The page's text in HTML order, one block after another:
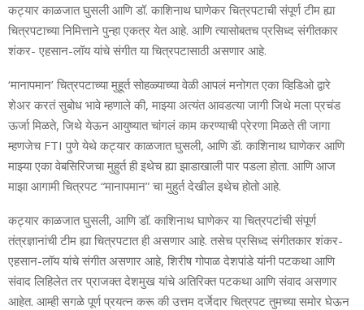
कट्यार काळजात घुसली आणि डॉ. काशिनाथ घाणेकर चित्रपटाची संपूर्ण टीम ह्या
चित्रपटाच्या निमित्ताने पुन्हा एकत्र येत आहे. आणि त्यासोबतच प्रसिध्द संगीतकार
शंकर- एहसान-लॉय यांचे संगीत या चित्रपटासाठी असणार आहे.
‘मानापमान’ चित्रपटाच्या मुहूर्त सोहळ्याच्या वेळी आपलं मनोगत एका व्हिडिओ द्वारे
शेअर करतं सुबोध भावे म्हणाले की, माझ्या अत्यंत आवडत्या जागी जिथे मला प्रचंड
ऊर्जा मिळते, जिथे येऊन आयुष्यात चांगलं काम करण्याची प्रेरणा मिळते ती जागा
म्हणजेच FTI पुणे येथे कट्यार काळजात घुसली, आणि डॅा. काशिनाथ घाणेकर आणि
माझ्या एका वेबसिरिजचा मुहुर्त ही इथेच ह्या झाडाखाली पार पडला होता. आणि आज
माझा आगामी चित्रपट “मानापमान” चा मुहुर्त देखील इथेच होतो आहे.
कट्यार काळजात घुसली, आणि डॉ. काशिनाथ घाणेकर या चित्रपटांची संपूर्ण
तंत्रज्ञानांची टीम ह्या चित्रपटात ही असणार आहे. तसेच प्रसिध्द संगीतकार शंकर-
एहसान-लॉय यांचे संगीत असणार आहे, शिरीष गोपाळ देशपांडे यांनी पटकथा आणि
संवाद लिहिलेत तर प्राजक्त देशमुख यांचे अतिरिक्त पटकथा आणि संवाद असणार
आहेत. आम्ही सगळे पूर्ण प्रयत्न करू की उत्तम दर्जेदार चित्रपट तुमच्या समोर घेऊन